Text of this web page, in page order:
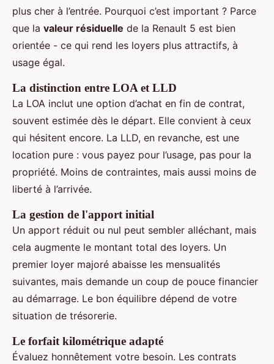
plus cher à l’entrée. Pourquoi c’est important ? Parce
que la valeur résiduelle de la Renault 5 est bien
orientée - ce qui rend les loyers plus attractifs, à
usage égal.
La distinction entre LOA et LLD
La LOA inclut une option d’achat en fin de contrat,
souvent estimée dès le départ. Elle convient à ceux
qui hésitent encore. La LLD, en revanche, est une
location pure : vous payez pour l’usage, pas pour la
propriété. Moins de contraintes, mais aussi moins de
liberté à l’arrivée.
La gestion de l'apport initial
Un apport réduit ou nul peut sembler alléchant, mais
cela augmente le montant total des loyers. Un
premier loyer majoré abaisse les mensualités
suivantes, mais demande un coup de pouce financier
au démarrage. Le bon équilibre dépend de votre
situation de trésorerie.
Le forfait kilométrique adapté
Évaluez honnêtement votre besoin. Les contrats